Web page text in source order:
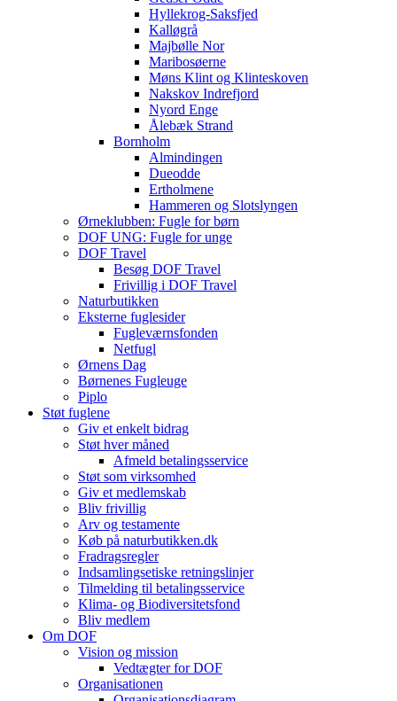
Hyllekrog-Saksfjed
Kalløgrå
Majbølle Nor
Maribosøerne
Møns Klint og Klinteskoven
Nakskov Indrefjord
Nyord Enge
Ålebæk Strand
Bornholm
Almindingen
Dueodde
Ertholmene
Hammeren og Slotslyngen
Ørneklubben: Fugle for børn
DOF UNG: Fugle for unge
DOF Travel
Besøg DOF Travel
Frivillig i DOF Travel
Naturbutikken
Eksterne fuglesider
Fugleværnsfonden
Netfugl
Ørnens Dag
Børnenes Fugleuge
Piplo
Støt fuglene
Giv et enkelt bidrag
Støt hver måned
Afmeld betalingsservice
Støt som virksomhed
Giv et medlemskab
Bliv frivillig
Arv og testamente
Køb på naturbutikken.dk
Fradragsregler
Indsamlingsetiske retningslinjer
Tilmelding til betalingsservice
Klima- og Biodiversitetsfond
Bliv medlem
Om DOF
Vision og mission
Vedtægter for DOF
Organisationen